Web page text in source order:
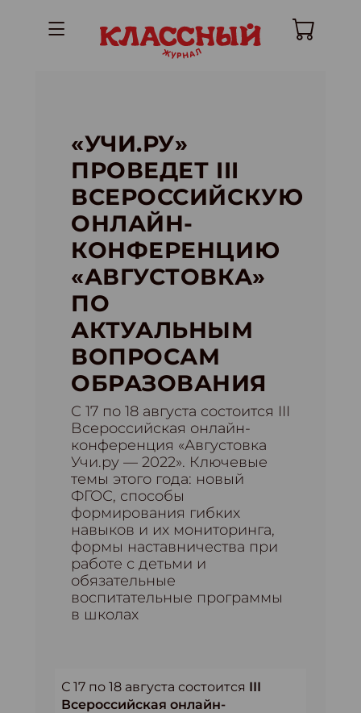
«УЧИ.РУ»
ПРОВЕДЕТ III
ВСЕРОССИЙСКУЮ
ОНЛАЙН-
КОНФЕРЕНЦИЮ
«АВГУСТОВКА»
ПО
АКТУАЛЬНЫМ
ВОПРОСАМ
ОБРАЗОВАНИЯ
С 17 по 18 августа состоится III
Всероссийская онлайн-
конференция «Августовка
Учи.ру — 2022». Ключевые
темы этого года: новый
ФГОС, способы
формирования гибких
навыков и их мониторинга,
формы наставничества при
работе с детьми и
обязательные
воспитательные программы
в школах
С 17 по 18 августа состоится III
Всероссийская онлайн-